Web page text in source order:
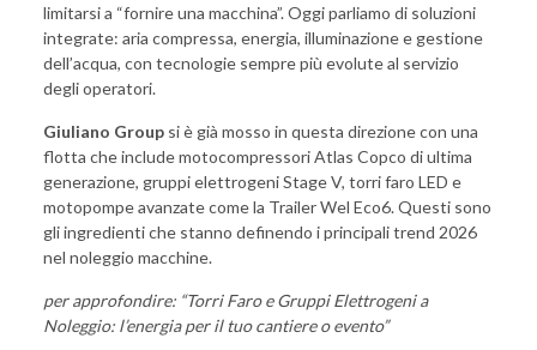
limitarsi a “fornire una macchina”. Oggi parliamo di soluzioni
integrate: aria compressa, energia, illuminazione e gestione
dell’acqua, con tecnologie sempre più evolute al servizio
degli operatori.
Giuliano Groupsi è già mosso in questa direzione con una
flotta che include motocompressori Atlas Copco di ultima
generazione, gruppi elettrogeni Stage V, torri faro LED e
motopompe avanzate come la Trailer Wel Eco6. Questi sono
gli ingredienti che stanno definendo i principali trend 2026
nel noleggio macchine.
per approfondire: “Torri Faro e Gruppi Elettrogeni a
Noleggio: l’energia per il tuo cantiere o evento”